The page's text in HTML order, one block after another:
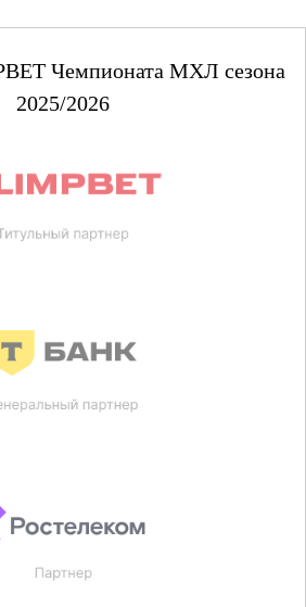
Чемпионата МХЛ сезона
2025/2026